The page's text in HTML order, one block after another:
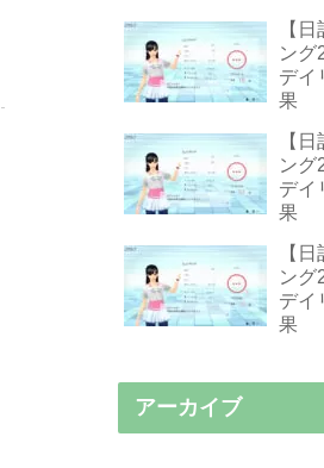
【
ング
デイ
果
【
ング
デイ
果
【
ング
デイ
果
アーカイブ